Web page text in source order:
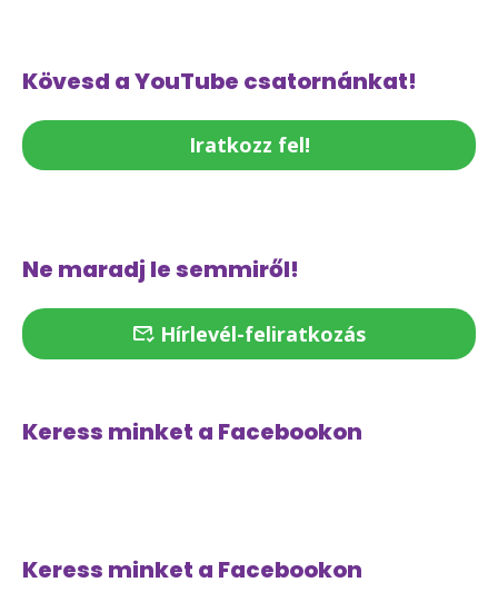
Kövesd a YouTube csatornánkat!
Iratkozz fel!
Ne maradj le semmiről!
Hírlevél-feliratkozás
Keress minket a Facebookon
Keress minket a Facebookon